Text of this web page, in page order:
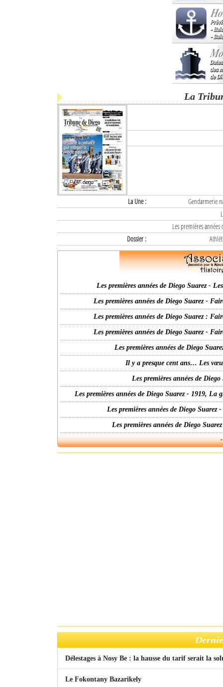
La
La Une :
Gendarmerie
Les premières
Dossier :
Les premières années de Diego Suarez -
Les premières années de Diego Suarez -
Les premières années de Diego Suarez :
Les premières années de Diego Suarez -
Les premières années de Diego
Il y a presque cent ans… Les
Les premières années de
Les premières années de Diego Suarez - 1919,
Les premières années de Diego
Les premières années de Diego
Délestages à Nosy Be : la hausse du tarif serait la
Le Fokontany Bazarikely